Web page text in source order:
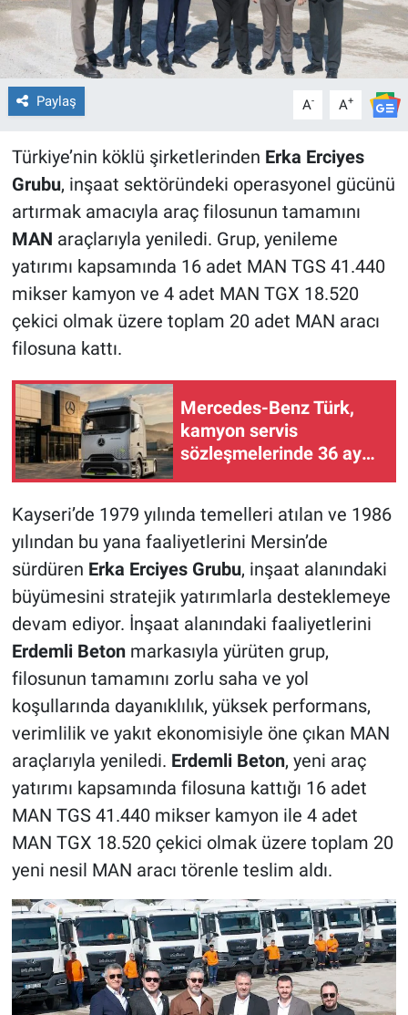
Paylaş A- A+
Türkiye’nin köklü şirketlerinden Erka Erciyes
Grubu, inşaat sektöründeki operasyonel gücünü
artırmak amacıyla araç filosunun tamamını
MAN araçlarıyla yeniledi. Grup, yenileme
yatırımı kapsamında 16 adet MAN TGS 41.440
mikser kamyon ve 4 adet MAN TGX 18.520
çekici olmak üzere toplam 20 adet MAN aracı
filosuna kattı.
Mercedes-Benz Türk,
kamyon servis
sözleşmelerinde 36 aya
Kayseri’de 1979 yılında temelleri atılan ve 1986
yılından bu yana faaliyetlerini Mersin’de
sürdüren Erka Erciyes Grubu, inşaat alanındaki
büyümesini stratejik yatırımlarla desteklemeye
devam ediyor. İnşaat alanındaki faaliyetlerini
Erdemli Betonmarkasıyla yürüten grup,
filosunun tamamını zorlu saha ve yol
koşullarında dayanıklılık, yüksek performans,
verimlilik ve yakıt ekonomisiyle öne çıkan MAN
araçlarıyla yeniledi. Erdemli Beton, yeni araç
yatırımı kapsamında filosuna kattığı 16 adet
MAN TGS 41.440 mikser kamyon ile 4 adet
MAN TGX 18.520 çekici olmak üzere toplam 20
yeni nesil MAN aracı törenle teslim aldı.